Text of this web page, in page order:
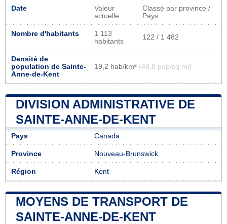
Date
Valeur
actuelle
Classé par province /
Pays
Nombre d'habitants
1 113
habitants
122 / 1 482
Densité de
population de Sainte-
Anne-de-Kent
19,2 hab/km² (49,8 pop/sq mi)
DIVISION ADMINISTRATIVE DE
SAINTE-ANNE-DE-KENT
Pays Canada
Province Nouveau-Brunswick
Région Kent
MOYENS DE TRANSPORT DE
SAINTE-ANNE-DE-KENT